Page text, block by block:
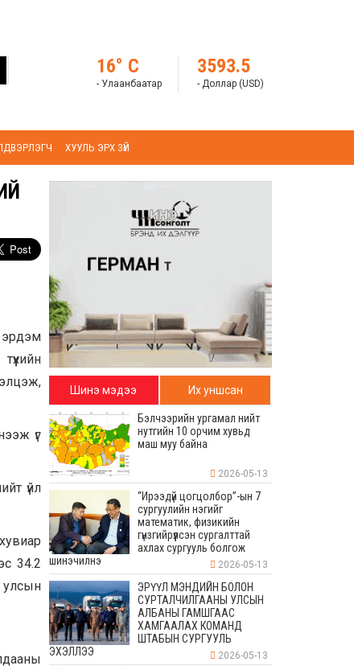
16° C
- Улаанбаатар
3593.5
- Доллар (USD)
ХУУЛЬ ЭРХ ЗҮЙ
үг
үйл
34.2
улсын
Шинэ мэдээ Их уншсан
Бэлчээрийн ургамал нийт
нутгийн 10 орчим хувьд
маш муу байна
2026-05-13
“Ирээдүй цогцолбор”-ын 7
сургуулийн нэгийг
математик, физикийн
гүнзгийрүүлсэн сургалттай
ахлах сургууль болгож
шинэчилнэ
2026-05-13
ЭРҮҮЛ МЭНДИЙН БОЛОН
СУРТАЛЧИЛГААНЫ УЛСЫН
АЛБАНЫ ГАМШГААС
ХАМГААЛАХ КОМАНД
ШТАБЫН СУРГУУЛЬ
ЭХЭЛЛЭЭ
2026-05-13